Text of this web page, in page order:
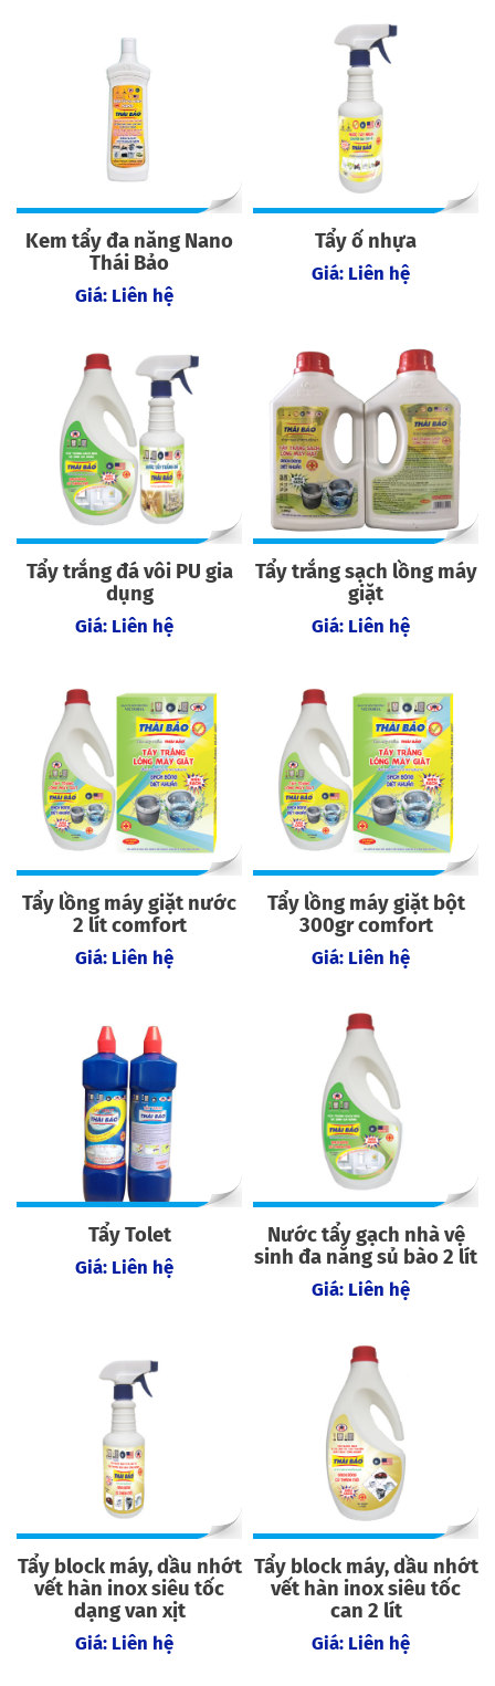
Kem tẩy đa năng Nano
Thái Bảo
Giá: Liên hệ
Tẩy ố nhựa
Giá: Liên hệ
Tẩy trắng đá vôi PU gia
dụng
Giá: Liên hệ
Tẩy trắng sạch lồng máy
giặt
Giá: Liên hệ
Tẩy lồng máy giặt nước
2 lít comfort
Giá: Liên hệ
Tẩy lồng máy giặt bột
300gr comfort
Giá: Liên hệ
Tẩy Tolet
Giá: Liên hệ
Nước tẩy gạch nhà vệ
sinh đa năng sủ bào 2 lít
Giá: Liên hệ
Tẩy block máy, dầu nhớt
vết hàn inox siêu tốc
dạng van xịt
Giá: Liên hệ
Tẩy block máy, dầu nhớt
vết hàn inox siêu tốc
can 2 lít
Giá: Liên hệ